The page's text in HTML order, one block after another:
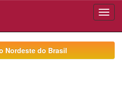
Nordeste do Brasil